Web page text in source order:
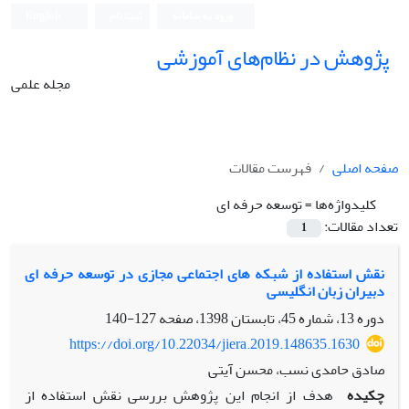
پژوهش در نظام‌های آموزشی
مجله علمی
صفحه اصلی
فهرست مقالات
کلیدواژه‌ها =توسعه حرفه‏ ای
تعداد مقالات:
1
نقش استفاده از شبکه‏ های اجتماعی مجازی در توسعه حرفه‏ ای
دبیران زبان انگلیسی
دوره 13، شماره 45، تابستان 1398، صفحه
127-140
https://doi.org/10.22034/jiera.2019.148635.1630
صادق حامدی نسب، محسن آیتی
چکیده هدف از انجام این پژوهش بررسی نقش استفاده از